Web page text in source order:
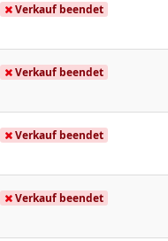
Verkauf beendet
Verkauf beendet
Verkauf beendet
Verkauf beendet